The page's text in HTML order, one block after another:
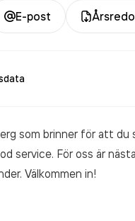
E-post
som brinner för att du
service. För oss är
Välkommen in!